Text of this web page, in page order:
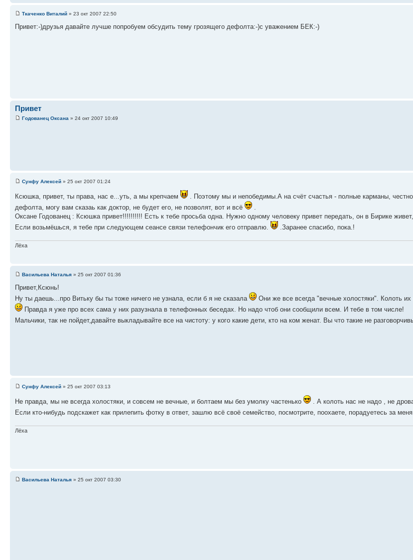
Ткаченко Виталий » 23 окт 2007 22:50
Привет:-)друзья давайте лучше попробуем обсудить тему грозящего дефолта:-)с уважением БЕК:-)
Привет
Годованец Оксана » 24 окт 2007 10:49
Сунфу Алексей » 25 окт 2007 01:24
Ксюшка, привет, ты права, нас е...уть, а мы крепчаем
. Поэтому мы и непобедимы.А на счёт счастья - полные карманы,
дефолта, могу вам сказаь как доктор, не будет его, не позволят, вот и всё
Оксане Годованец : Ксюшка привет!!!!!!!!!! Есть к тебе просьба одна. Нужно одному человеку привет передать, он в Бирике
Если возьмёшься, я тебе при следующем сеансе связи телефончик его отправлю.
.Заранее спасибо, пока.!
Лёха
Васильева Наталья » 25 окт 2007 01:36
Привет,Ксюнь!
Ну ты даешь...про Витьку бы ты тоже ничего не узнала, если б я не сказала
Они же все всегда "вечные холостяки". Колоть
Правда я уже про всех сама у них разузнала в телефонных беседах. Но надо чтоб они сообщили всем. И тебе в том числе!
Мальчики, так не пойдет,давайте выкладывайте все на чистоту: у кого какие дети, кто на ком женат. Вы что такие не
Сунфу Алексей » 25 окт 2007 03:13
Не правда, мы не всегда холостяки, и совсем не вечные, и болтаем мы без умолку частенько . А колоть нас не надо , не
Если кто-нибудь подскажет как прилепить фотку в ответ, зашлю всё своё семейство, посмотрите, поохаете, порадуетесь за меня
Лёха
Васильева Наталья » 25 окт 2007 03:30